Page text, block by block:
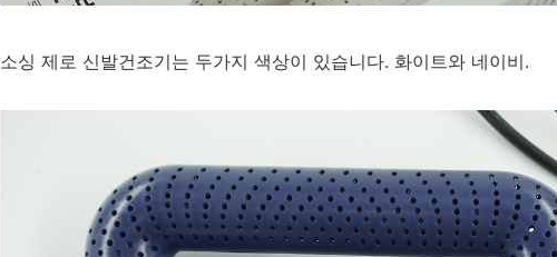
소싱 제로 신발건조기는 두가지 색상이 있습니다. 화이트와 네이비.